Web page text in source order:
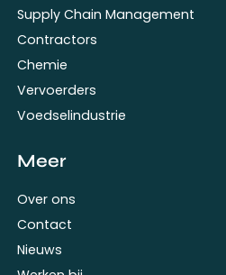
Supply Chain Management
Contractors
Chemie
Vervoerders
Voedselindustrie
Meer
Over ons
Contact
Nieuws